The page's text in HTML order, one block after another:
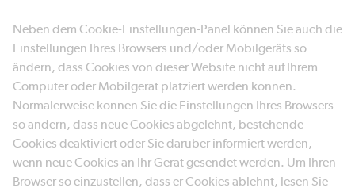
Neben dem Cookie-Einstellungen-Panel können Sie auch die
Einstellungen Ihres Browsers und/oder Mobilgeräts so
ändern, dass Cookies von dieser Website nicht auf Ihrem
Computer oder Mobilgerät platziert werden können.
Normalerweise können Sie die Einstellungen Ihres Browsers
so ändern, dass neue Cookies abgelehnt, bestehende
Cookies deaktiviert oder Sie darüber informiert werden,
wenn neue Cookies an Ihr Gerät gesendet werden. Um Ihren
Browser so einzustellen, dass er Cookies ablehnt, lesen Sie